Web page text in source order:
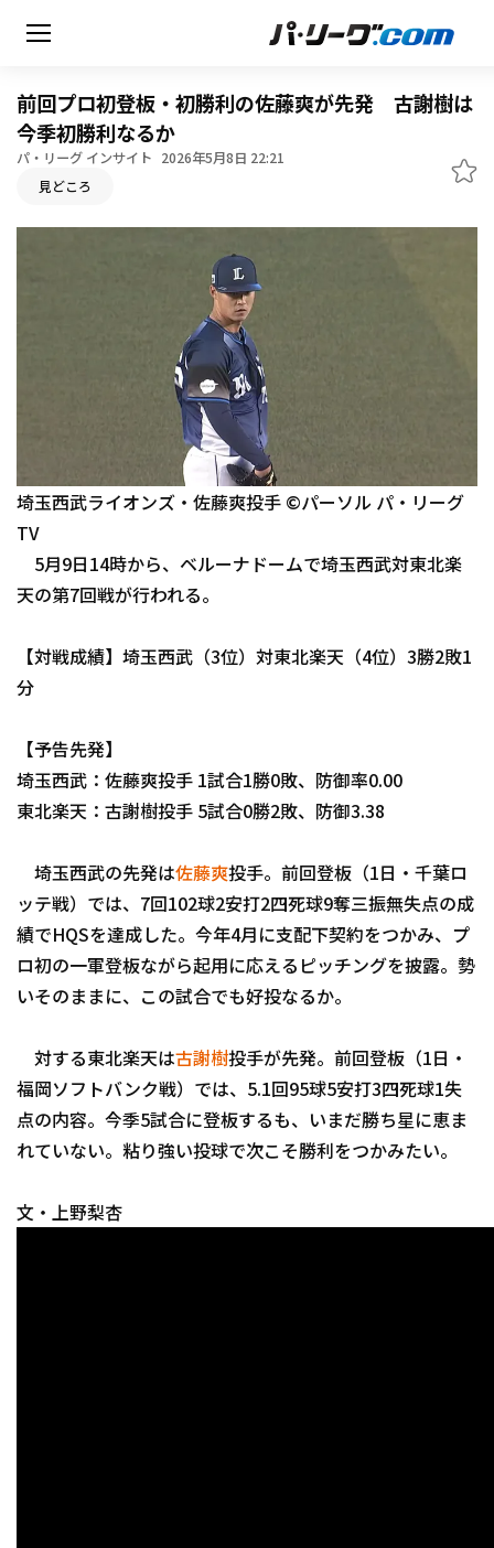
ファーム東地区
ファーム西地区
選手名鑑トップ
北海道日本ハムファイターズ
埼玉西武ライオンズ
オリックス・バファローズ
福岡ソフトバンクホークス
ニュース
運営会社（別ウィンドウで開く）
前回プロ初登板・初勝利の佐藤爽が先発 古謝樹は
今季初勝利なるか
パ・リーグ インサイト 2026年5月8日 22:21
見どころ
埼玉西武ライオンズ・佐藤爽投手 ©パーソル パ・リーグ
TV
5月9日14時から、ベルーナドームで埼玉西武対東北楽
天の第7回戦が行われる。
【対戦成績】埼玉西武（3位）対東北楽天（4位）3勝2敗1
分
【予告先発】
埼玉西武：佐藤爽投手 1試合1勝0敗、防御率0.00
東北楽天：古謝樹投手 5試合0勝2敗、防御3.38
埼玉西武の先発は佐藤爽投手。前回登板（1日・千葉ロ
ッテ戦）では、7回102球2安打2四死球9奪三振無失点の成
績でHQSを達成した。今年4月に支配下契約をつかみ、プ
ロ初の一軍登板ながら起用に応えるピッチングを披露。勢
いそのままに、この試合でも好投なるか。
対する東北楽天は古謝樹投手が先発。前回登板（1日・
福岡ソフトバンク戦）では、5.1回95球5安打3四死球1失
点の内容。今季5試合に登板するも、いまだ勝ち星に恵ま
れていない。粘り強い投球で次こそ勝利をつかみたい。
文・上野梨杏